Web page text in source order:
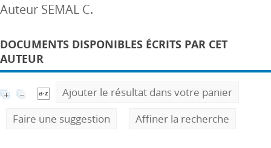
Auteur SEMAL C.
DOCUMENTS DISPONIBLES ÉCRITS PAR CET
AUTEUR
Ajouter le résultat dans votre panier
Faire une suggestion
Affiner la recherche